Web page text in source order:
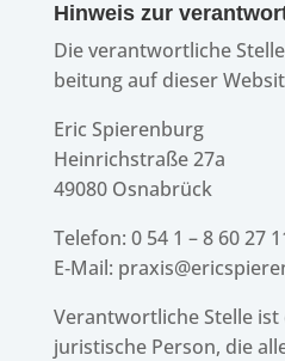
Hinweis zur
Die verant­wort­li­che
bei­tung auf dieser
Eric Spie­ren­burg
Hein­rich­straße 27a
49080 Osna­brück
Tele­fon: 0 54 1 – 8 60 27
E‑Mail:
Verant­wort­li­che Stelle
juris­ti­sche Person, die